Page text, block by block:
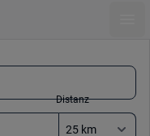
Distanz